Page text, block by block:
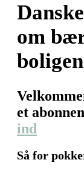
om
boligen
et
ind
Så for